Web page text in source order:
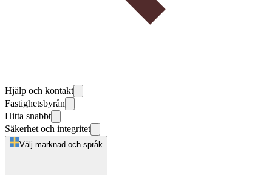
Hjälp och kontakt
Fastighetsbyrån
Hitta snabbt
Säkerhet och integritet
Välj marknad och språk